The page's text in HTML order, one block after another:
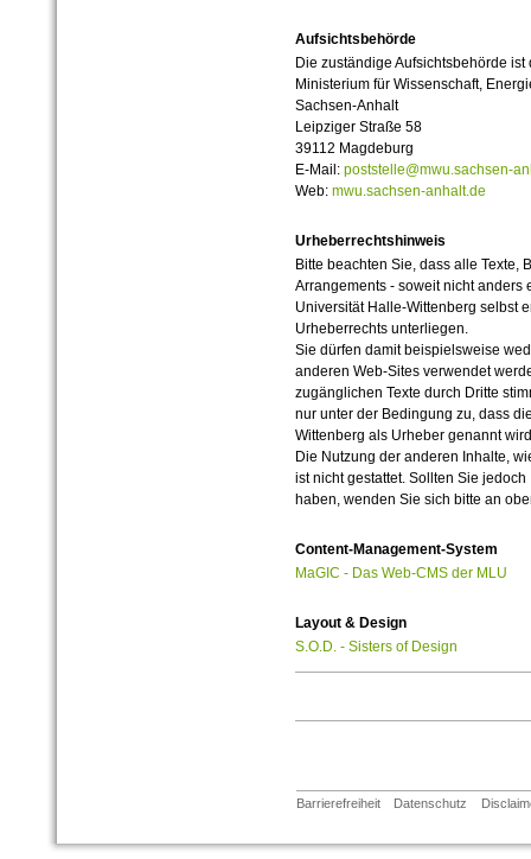
Aufsichtsbehörde
Die zuständige Aufsichtsbehörde ist
Ministerium für Wissenschaft,
Sachsen-Anhalt
Leipziger Straße 58
39112 Magdeburg
E-Mail: poststelle@mwu.sachsen-
Web: mwu.sachsen-anhalt.de
Urheberrechtshinweis
Bitte beachten Sie, dass alle Texte,
Arrangements - soweit nicht anders
Universität Halle-Wittenberg selbst
Urheberrechts unterliegen.
Sie dürfen damit beispielsweise
anderen Web-Sites verwendet
zugänglichen Texte durch Dritte
nur unter der Bedingung zu, dass
Wittenberg als Urheber genannt
Die Nutzung der anderen Inhalte,
ist nicht gestattet. Sollten Sie
haben, wenden Sie sich bitte an
Content-Management-System
MaGIC - Das Web-CMS der MLU
Layout & Design
S.O.D. - Sisters of Design
Barrierefreiheit Datenschutz